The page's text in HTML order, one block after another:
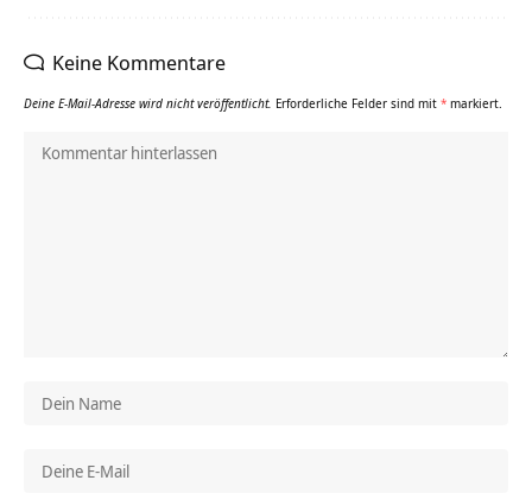
Keine Kommentare
Deine E-Mail-Adresse wird nicht veröffentlicht. Erforderliche Felder sind mit * markiert.